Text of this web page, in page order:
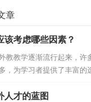
章
考虑哪些因素？
教教学逐渐流行起来，
，为学习者提供了丰富
本文将为你提供一份详
，你需要明确自己的英
人才的蓝图